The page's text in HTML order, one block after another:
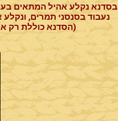
בסדנא נקלע אהיל המתאים
נעבוד בסנסני תמרים,
(הסדנא כוללת רק